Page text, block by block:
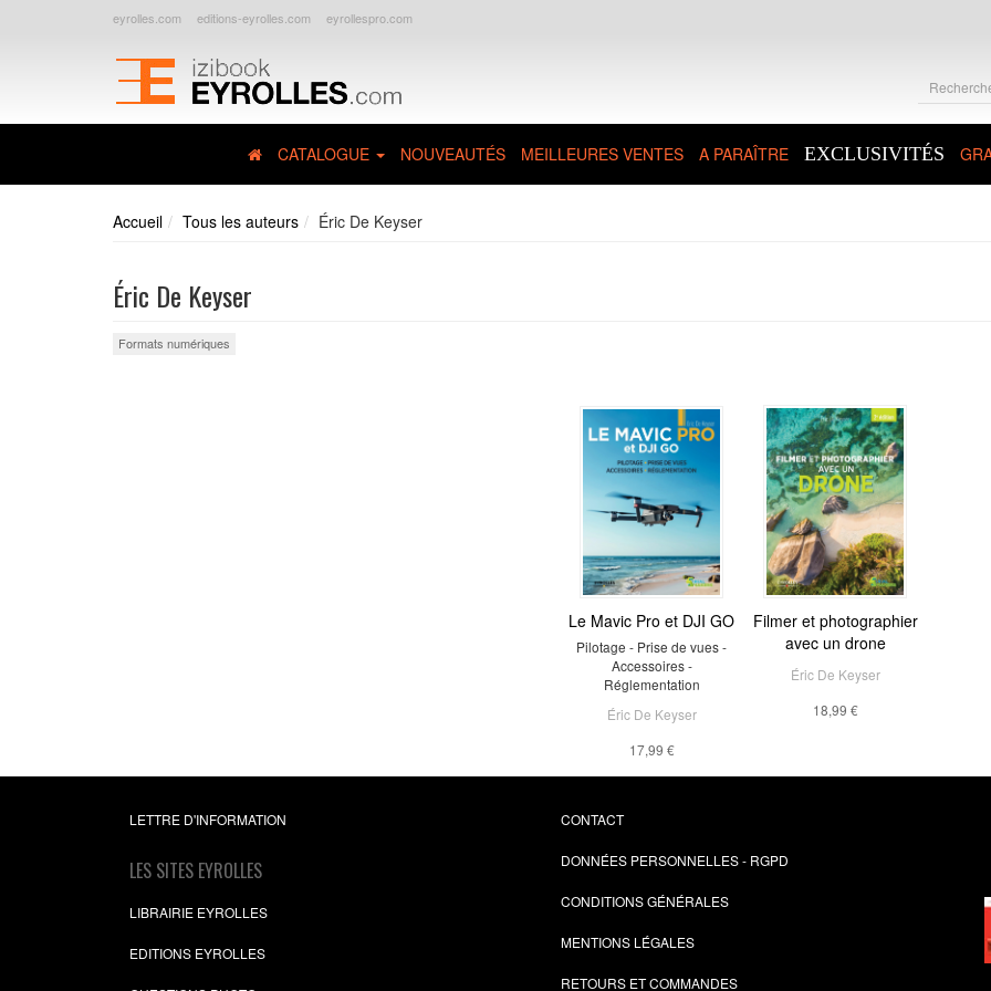
eyrolles.com editions-eyrolles.com eyrollespro.com
CATALOGUE NOUVEAUTÉS MEILLEURES VENTES A PARAÎTRE EXCLUSIVITÉS
Accueil Tous les auteurs Éric De Keyser
Éric De Keyser
Formats numériques
Le Mavic Pro et DJI GO
Pilotage - Prise de vues -
Accessoires -
Réglementation
Éric De Keyser
17,99 €
Filmer et photographier
avec un drone
Éric De Keyser
18,99 €
LETTRE D'INFORMATION
LES SITES EYROLLES
LIBRAIRIE EYROLLES
EDITIONS EYROLLES
CONTACT
DONNÉES PERSONNELLES - RGPD
CONDITIONS GÉNÉRALES
MENTIONS LÉGALES
RETOURS ET COMMANDES